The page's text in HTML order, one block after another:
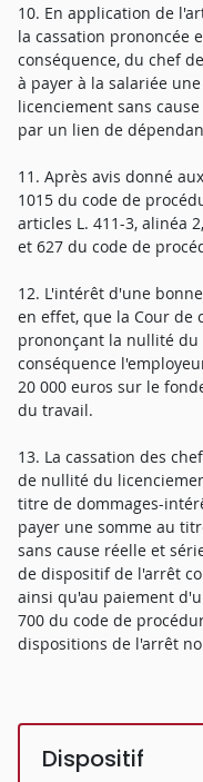
10. En application de
la cassation prononcée
conséquence, du chef
à payer à la salariée
licenciement sans
par un lien de
11. Après avis donné
1015 du code de
articles L. 411-3, alinéa
et 627 du code de
12. L'intérêt d'une
en effet, que la Cour de
prononçant la nullité
conséquence
20 000 euros sur le
du travail.
13. La cassation des
de nullité du
titre de dommages-
payer une somme au
sans cause réelle et
de dispositif de l'arrêt
ainsi qu'au paiement
700 du code de
dispositions de l'arrêt
Dispositif